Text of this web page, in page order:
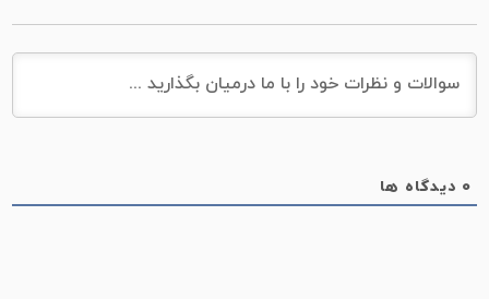
دیدگاه ها